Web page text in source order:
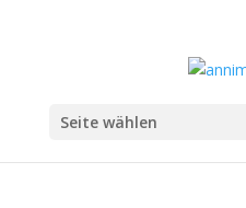
Seite wählen